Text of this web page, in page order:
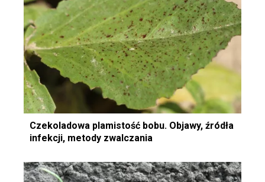
Czekoladowa plamistość bobu. Objawy, źródła
infekcji, metody zwalczania